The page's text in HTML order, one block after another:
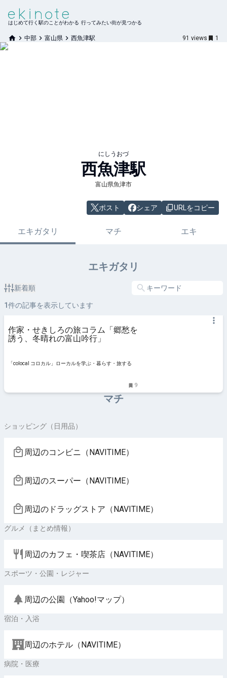
はじめて行く駅のことがわかる 行ってみたい街が見つかる
中部 富山県 西魚津駅 91 views 1
にしうおづ
西魚津駅
富山県魚津市
ポスト シェア URLをコピー
エキガタリ マチ エキ
エキガタリ
新着順
1件の記事を表示しています
作家・せきしろの旅コラム「郷愁を
誘う、冬晴れの富山吟行」
「colocal コロカル」ローカルを学ぶ・暮らす・旅する
9
マチ
ショッピング（日用品）
周辺のコンビニ（NAVITIME）
周辺のスーパー（NAVITIME）
周辺のドラッグストア（NAVITIME）
グルメ（まとめ情報）
周辺のカフェ・喫茶店（NAVITIME）
スポーツ・公園・レジャー
周辺の公園（Yahoo!マップ）
宿泊・入浴
周辺のホテル（NAVITIME）
病院・医療